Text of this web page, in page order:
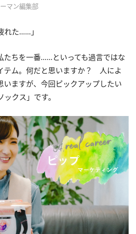
マン編集部
れた……」
たちを一番……といっても過言ではな
テム。何だと思いますか？ 人によ
いますが、今回ピックアップしたい
クス」です。